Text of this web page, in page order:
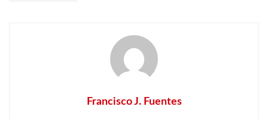
Francisco J. Fuentes